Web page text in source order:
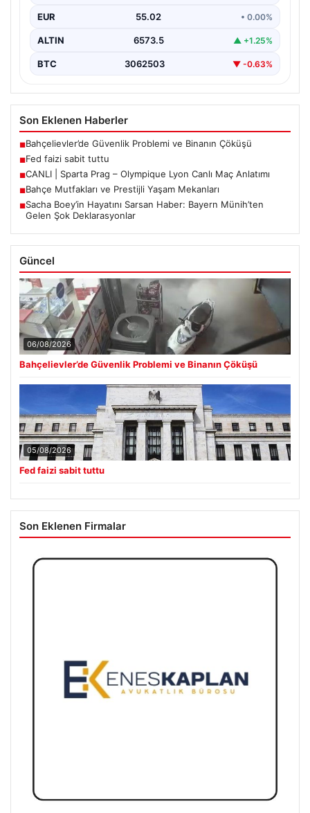
EUR 55.02 • 0.00%
ALTIN 6573.5 ▲ +1.25%
BTC 3062503 ▼ -0.63%
Son Eklenen Haberler
■Bahçelievler’de Güvenlik Problemi ve Binanın Çöküşü
■Fed faizi sabit tuttu
■CANLI | Sparta Prag – Olympique Lyon Canlı Maç Anlatımı
■Bahçe Mutfakları ve Prestijli Yaşam Mekanları
■Sacha Boey’in Hayatını Sarsan Haber: Bayern Münih’ten
Gelen Şok Deklarasyonlar
Güncel
06/08/2026
Bahçelievler’de Güvenlik Problemi ve Binanın Çöküşü
05/08/2026
Fed faizi sabit tuttu
Son Eklenen Firmalar